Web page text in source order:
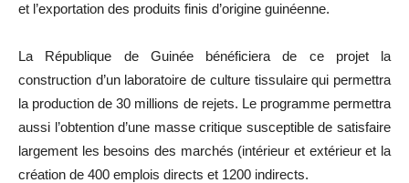
et l’exportation des produits finis d’origine guinéenne.
La République de Guinée bénéficiera de ce projet la
construction d’un laboratoire de culture tissulaire qui permettra
la production de 30 millions de rejets. Le programme permettra
aussi l’obtention d’une masse critique susceptible de satisfaire
largement les besoins des marchés (intérieur et extérieur et la
création de 400 emplois directs et 1200 indirects.